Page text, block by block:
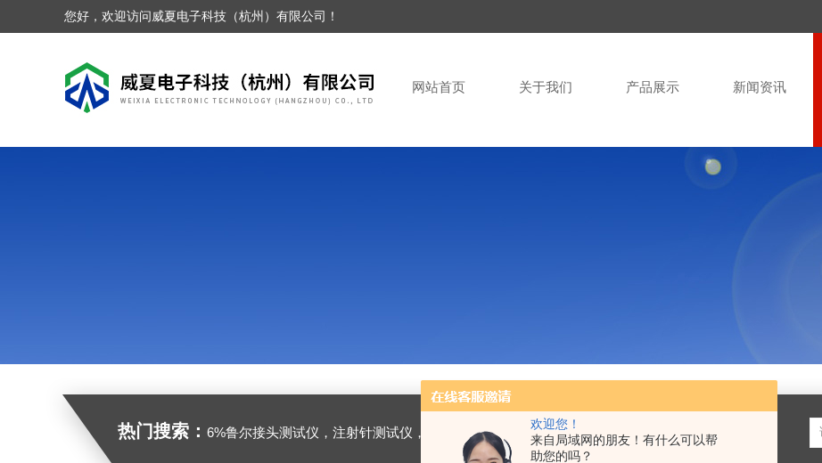
欢迎您！
来自局域网的朋友！有什么可以帮
助您的吗？
您好，欢迎访问威夏电子科技（杭州）有限公司！
网站首页 关于我们 产品展示 新闻资讯
热门搜索： 6%鲁尔接头测试仪，注射针测试仪，注射器测试仪，缝合针测试仪，缝合线测试仪，导管测试仪，输液器测试仪，刀片测试仪，预灌封注射器测试仪，口腔器械测试仪